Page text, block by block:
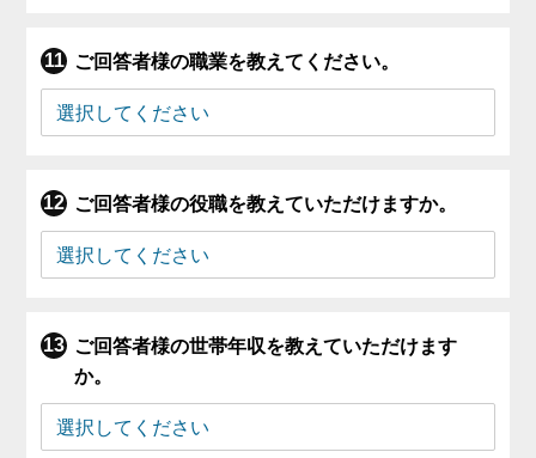
ご回答者様の職業を教えてください。
ご回答者様の役職を教えていただけますか。
ご回答者様の世帯年収を教えていただけます
か。